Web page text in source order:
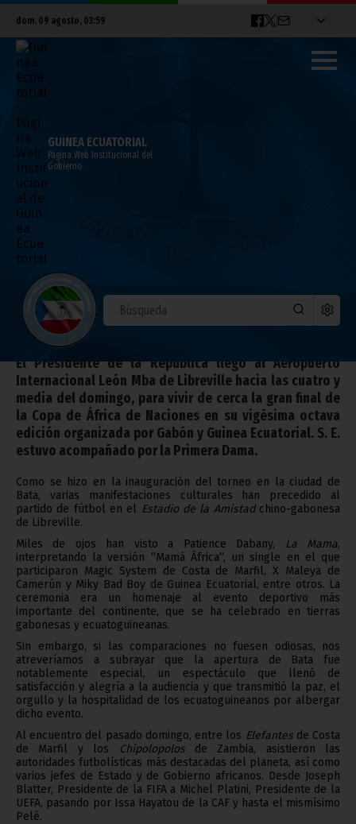
dom. 09 agosto, 03:59
GUINEA ECUATORIAL
Página Web Institucional del
Gobierno
S. E. Obiang Nguema Mbasogo presenció
la gran final de la CAN 2012
febrero 14, 2012
Noticias Presidencia Deportes
El Presidente de la República llegó al Aeropuerto
Internacional León Mba de Libreville hacia las cuatro y
media del domingo, para vivir de cerca la gran final de
la Copa de África de Naciones en su vigésima octava
edición organizada por Gabón y Guinea Ecuatorial. S. E.
estuvo acompañado por la Primera Dama.
Como se hizo en la inauguración del torneo en la ciudad de
Bata, varias manifestaciones culturales han precedido al
partido de fútbol en el Estadio de la Amistadchino-gabonesa
de Libreville.
Miles de ojos han visto a Patience Dabany, La Mama,
interpretando la versión “Mamá África”, un single en el que
participaron Magic System de Costa de Marfil, X Maleya de
Camerún y Miky Bad Boy de Guinea Ecuatorial, entre otros. La
ceremonia era un homenaje al evento deportivo más
importante del continente, que se ha celebrado en tierras
gabonesas y ecuatoguineanas.
Sin embargo, si las comparaciones no fuesen odiosas, nos
atreveríamos a subrayar que la apertura de Bata fue
notablemente especial, un espectáculo que llenó de
satisfacción y alegría a la audiencia y que transmitió la paz, el
orgullo y la hospitalidad de los ecuatoguineanos por albergar
dicho evento.
Al encuentro del pasado domingo, entre los Elefantesde Costa
de Marfil y los
Chipolopolosde Zambia, asistieron las
autoridades futbolísticas más destacadas del planeta, así como
varios jefes de Estado y de Gobierno africanos. Desde Joseph
Blatter, Presidente de la FIFA a Michel Platini, Presidente de la
UEFA, pasando por Issa Hayatou de la CAF y hasta el mismísimo
Pelé.